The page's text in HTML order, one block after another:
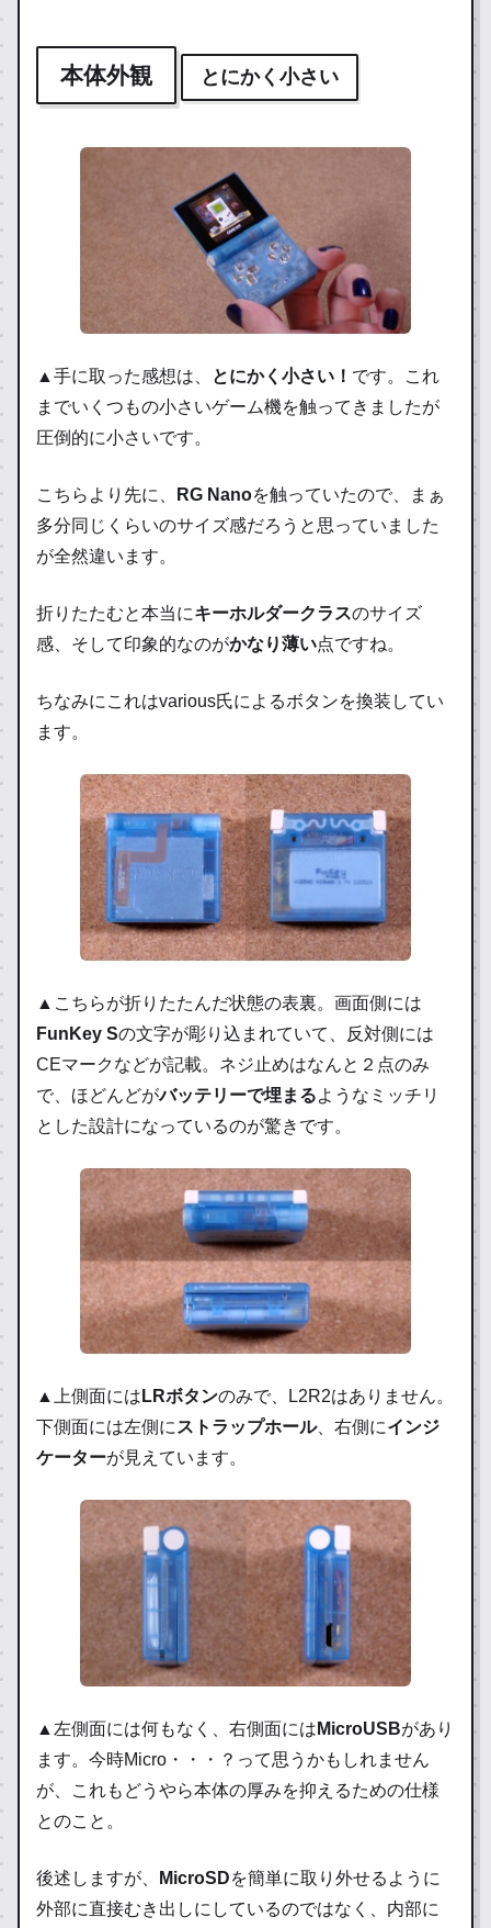
本体外観 とにかく小さい
▲手に取った感想は、 とにかく小さい！ です。これ
までいくつもの小さいゲーム機を触ってきましたが
圧倒的に小さいです。
こちらより先に、 RG Nanoを触っていたので、まぁ
多分同じくらいのサイズ感だろうと思っていました
が全然違います。
折りたたむと本当にキーホルダークラスのサイズ
感、そして印象的なのがかなり薄い点ですね。
ちなみにこれはvarious氏によるボタンを換装してい
ます。
▲こちらが折りたたんだ状態の表裏。画面側には
FunKey Sの文字が彫り込まれていて、反対側には
CEマークなどが記載。ネジ止めはなんと２点のみ
で、ほどんどがバッテリーで埋まるようなミッチリ
とした設計になっているのが驚きです。
▲上側面には LRボタンのみで、L2R2はありません。
下側面には左側にストラップホール、右側にインジ
ケーターが見えています。
▲左側面には何もなく、右側面には MicroUSBがあり
ます。今時Micro・・・？って思うかもしれません
が、これもどうやら本体の厚みを抑えるための仕様
とのこと。
後述しますが、 MicroSDを簡単に取り外せるように
外部に直接むき出しにしているのではなく、内部に